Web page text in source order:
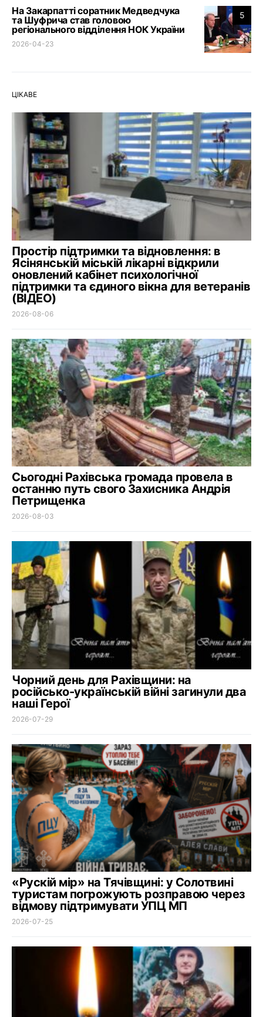
5
На Закарпатті соратник Медведчука
та Шуфрича став головою
регіонального відділення НОК України
2026-04-23
ЦІКАВЕ
Простір підтримки та відновлення: в
Ясінянській міській лікарні відкрили
оновлений кабінет психологічної
підтримки та єдиного вікна для ветеранів
(ВІДЕО)
2026-08-06
Сьогодні Рахівська громада провела в
останню путь свого Захисника Андрія
Петрищенка
2026-08-03
Чорний день для Рахівщини: на
російсько-українській війні загинули два
наші Герої
2026-07-29
«Рускій мір» на Тячівщині: у Солотвині
туристам погрожують розправою через
відмову підтримувати УПЦ МП
2026-07-25